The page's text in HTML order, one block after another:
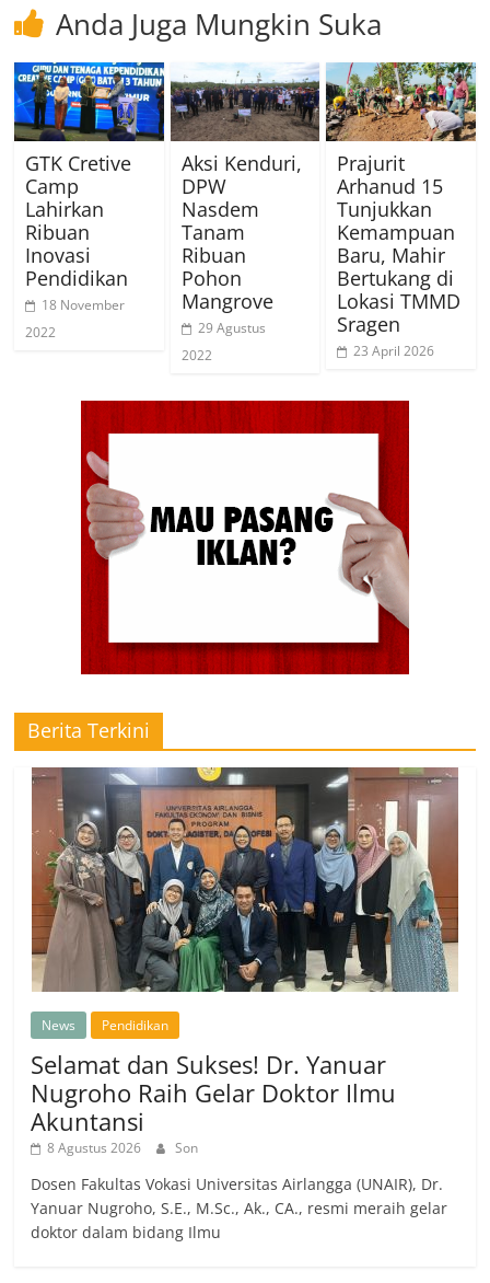
Anda Juga Mungkin Suka
GTK Cretive
Camp
Lahirkan
Ribuan
Inovasi
Pendidikan
18 November
2022
Aksi Kenduri,
DPW
Nasdem
Tanam
Ribuan
Pohon
Mangrove
29 Agustus
2022
Prajurit
Arhanud 15
Tunjukkan
Kemampuan
Baru, Mahir
Bertukang di
Lokasi TMMD
Sragen
23 April 2026
Berita Terkini
News Pendidikan
Selamat dan Sukses! Dr. Yanuar
Nugroho Raih Gelar Doktor Ilmu
Akuntansi
8 Agustus 2026 Son
Dosen Fakultas Vokasi Universitas Airlangga (UNAIR), Dr.
Yanuar Nugroho, S.E., M.Sc., Ak., CA., resmi meraih gelar
doktor dalam bidang Ilmu